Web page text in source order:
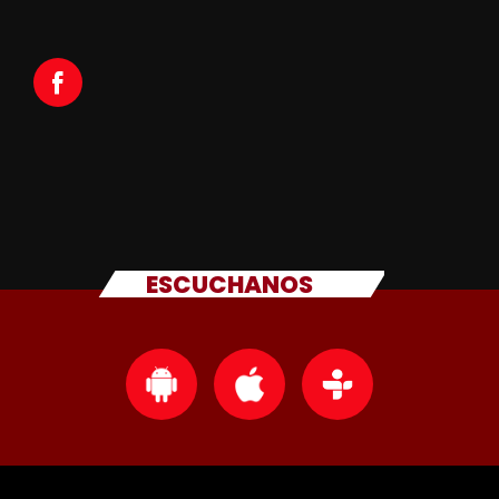
ESCUCHANOS